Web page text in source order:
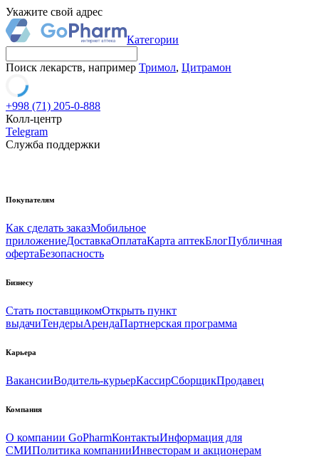
Укажите свой адрес
Категории
Поиск лекарств, например Тримол, Цитрамон
+998 (71) 205-0-888
Колл-центр
Telegram
Служба поддержки
Покупателям
Как сделать заказМобильное
приложениеДоставкаОплатаКарта аптекБлогПубличная
офертаБезопасность
Бизнесу
Стать поставщикомОткрыть пункт
выдачиТендерыАрендаПартнерская программа
Карьера
ВакансииВодитель-курьерКассирСборщикПродавец
Компания
О компании GoPharmКонтактыИнформация для
СМИПолитика компанииИнвесторам и акционерам